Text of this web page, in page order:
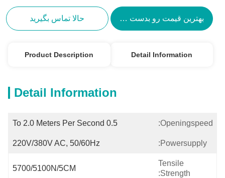
بهترین قیمت رو بدست بیار حالا تماس بگیرید
Detail Information
Product Description
Detail Information
Openingspeed:
0.5 To 2.0 Meters Per Second
Powersupply:
220V/380V AC, 50/60Hz
Tensile
Strength:
5700/5100N/5CM